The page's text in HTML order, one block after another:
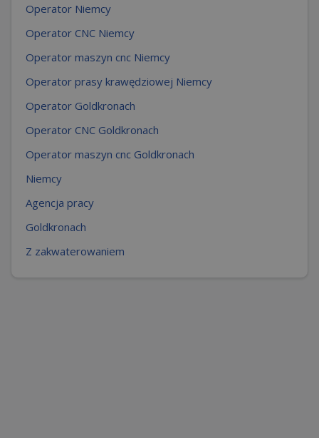
Operator Niemcy
Operator CNC Niemcy
Operator maszyn cnc Niemcy
Operator prasy krawędziowej Niemcy
Operator Goldkronach
Operator CNC Goldkronach
Operator maszyn cnc Goldkronach
Niemcy
Agencja pracy
Goldkronach
Z zakwaterowaniem